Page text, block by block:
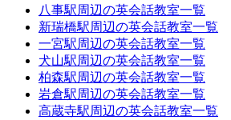
八事駅周辺の英会話教室一覧
新瑞橋駅周辺の英会話教室一覧
一宮駅周辺の英会話教室一覧
犬山駅周辺の英会話教室一覧
柏森駅周辺の英会話教室一覧
岩倉駅周辺の英会話教室一覧
高蔵寺駅周辺の英会話教室一覧